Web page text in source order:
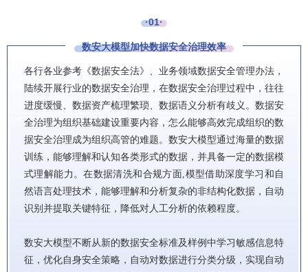
·01·
数安大模型加快数据安全治理效率
各行各业参考《数据安全法》、业务领域数据安全管理办法，
陆续开展行业的数据安全治理，在数据安全治理过程中，往往
进度缓慢、数据资产梳理繁琐、数据语义分析有歧义。数据安
全治理为组织基础建设重要内容，怎么能够高效完成组织的数
据安全治理成为组织高管的难题。 数安大模型通过海量的数据
训练，能够理解和认知各类形式的数据，并具备一定的数据模
式理解能力。在数据清洗和合规方面,模型借助深度学习和自
然语言处理技术，能够理解和分析复杂的非结构化数据，自动
识别并提取关键特征，降低对人工分析的依赖程度。
数安大模型不断从新的数据安全标准及样例中学习敏感信息特
征，优化自身安全策略，自动对数据进行分类分级，实现自动